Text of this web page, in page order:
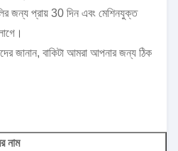
জন্য প্রায় 30 দিন এবং মেশিনযুক্ত
জানান, বাকিটা আমরা আপনার জন্য ঠিক
নাম